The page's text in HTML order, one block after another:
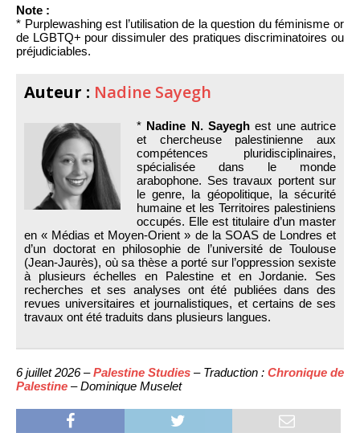
Note :
* Purplewashing est l’utilisation de la question du féminisme or
de LGBTQ+ pour dissimuler des pratiques discriminatoires ou
préjudiciables.
Auteur : Nadine Sayegh
* Nadine N. Sayegh est une autrice
et chercheuse palestinienne aux
compétences pluridisciplinaires,
spécialisée dans le monde
arabophone. Ses travaux portent sur
le genre, la géopolitique, la sécurité
humaine et les Territoires palestiniens
occupés. Elle est titulaire d’un master
en « Médias et Moyen-Orient » de la SOAS de Londres et
d’un doctorat en philosophie de l’université de Toulouse
(Jean-Jaurès), où sa thèse a porté sur l’oppression sexiste
à plusieurs échelles en Palestine et en Jordanie. Ses
recherches et ses analyses ont été publiées dans des
revues universitaires et journalistiques, et certains de ses
travaux ont été traduits dans plusieurs langues.
6 juillet 2026 –Palestine Studies – Traduction : Chronique de
Palestine – Dominique Muselet